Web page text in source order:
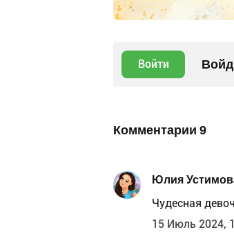
Войти
Комментарии 9
Юлия
Чудесная
15 Июль 2024,